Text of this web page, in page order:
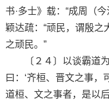
书·多士》载：“成周（
颖达疏：“顽民，谓殷之
之顽民。”
〔２４〕以谈霸道为
曰：‘齐桓、晋文之事，
道桓、文之事者，是以